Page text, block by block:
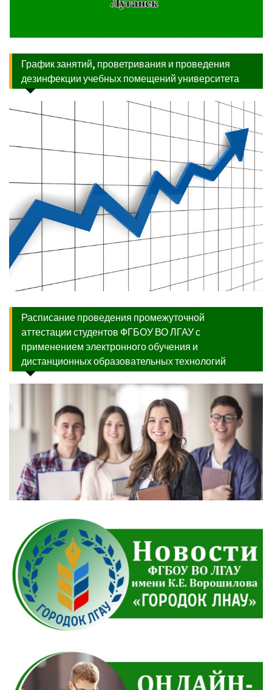
График занятий, проветривания и проведения
дезинфекции учебных помещений университета
Расписание проведения промежуточной
аттестации студентов ФГБОУ ВО ЛГАУ с
применением электронного обучения и
дистанционных образовательных технологий